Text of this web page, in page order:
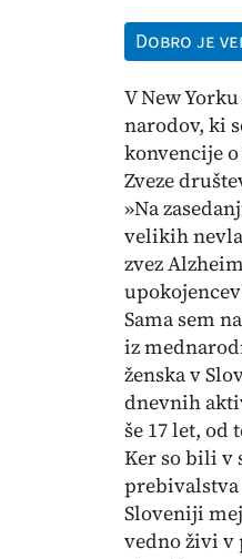
Dobro je
V New
narodov, ki
konvencije
Zveze
»Na
velikih
zvez
upokojencev
Sama sem
iz
ženska v
dnevnih
še 17 let,
Ker so bili v
prebivalstva
Sloveniji
vedno živi v